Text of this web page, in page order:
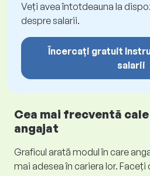
Veți avea întotdeauna la
despre salarii.
Încercați gratuit
salarii
Cea mai frecventă
angajat
Graficul arată modul în care
mai adesea în cariera lor.